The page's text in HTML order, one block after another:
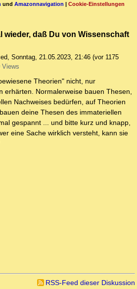
und Amazonnavigation | Cookie-Einstellungen
wieder, daß Du von Wissenschaft
, Sonntag, 21.05.2023, 21:46 (vor 1175
Views
Theorien" nicht, nur
erhärten. Normalerweise bauen Thesen,
Nachweises bedürfen, auf Theorien
deine Thesen des immateriellen
gespannt ... und bitte kurz und knapp,
eine Sache wirklich versteht, kann sie
RSS-Feed dieser Diskussion